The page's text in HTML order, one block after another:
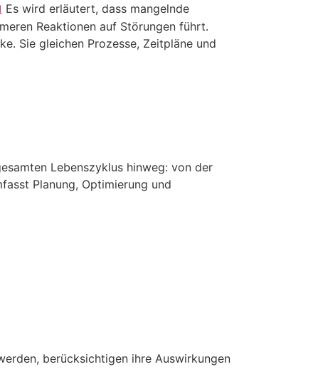
Es wird erläutert, dass mangelnde
Reaktionen auf Störungen führt.
Sie gleichen Prozesse, Zeitpläne und
Lebenszyklus hinweg: von der
Planung, Optimierung und
berücksichtigen ihre Auswirkungen